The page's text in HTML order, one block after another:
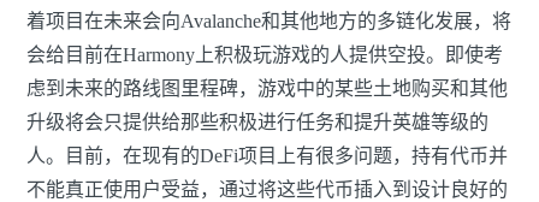
着项目在未来会向Avalanche和其他地方的多链化发展，将
会给目前在Harmony上积极玩游戏的人提供空投。即使考
虑到未来的路线图里程碑，游戏中的某些土地购买和其他
升级将会只提供给那些积极进行任务和提升英雄等级的
人。目前，在现有的DeFi项目上有很多问题，持有代币并
不能真正使用户受益，通过将这些代币插入到设计良好的